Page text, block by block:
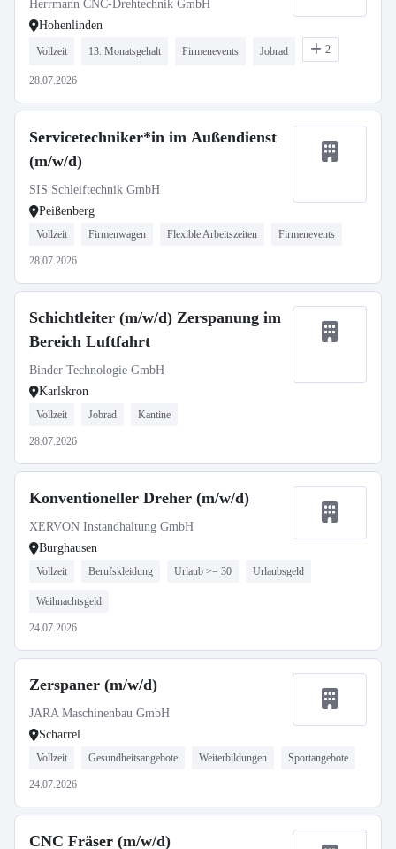
Herrmann CNC-Drehtechnik GmbH
Hohenlinden
Vollzeit 13. Monatsgehalt Firmenevents Jobrad 2
28.07.2026
Servicetechniker*in im Außendienst
(m/w/d)
SIS Schleiftechnik GmbH
Peißenberg
Vollzeit Firmenwagen Flexible Arbeitszeiten Firmenevents
28.07.2026
Schichtleiter (m/w/d) Zerspanung im
Bereich Luftfahrt
Binder Technologie GmbH
Karlskron
Vollzeit Jobrad Kantine
28.07.2026
Konventioneller Dreher (m/w/d)
XERVON Instandhaltung GmbH
Burghausen
Vollzeit Berufskleidung Urlaub >= 30 Urlaubsgeld
Weihnachtsgeld
24.07.2026
Zerspaner (m/w/d)
JARA Maschinenbau GmbH
Scharrel
Vollzeit Gesundheitsangebote Weiterbildungen Sportangebote
24.07.2026
CNC Fräser (m/w/d)